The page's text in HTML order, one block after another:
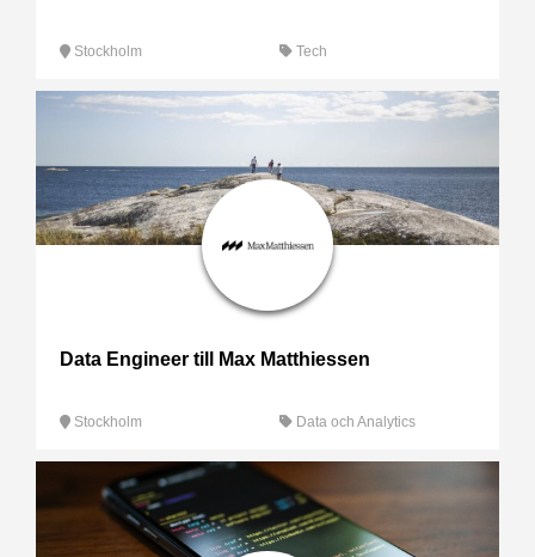
Stockholm Tech
Data Engineer till Max Matthiessen
Stockholm Data och Analytics